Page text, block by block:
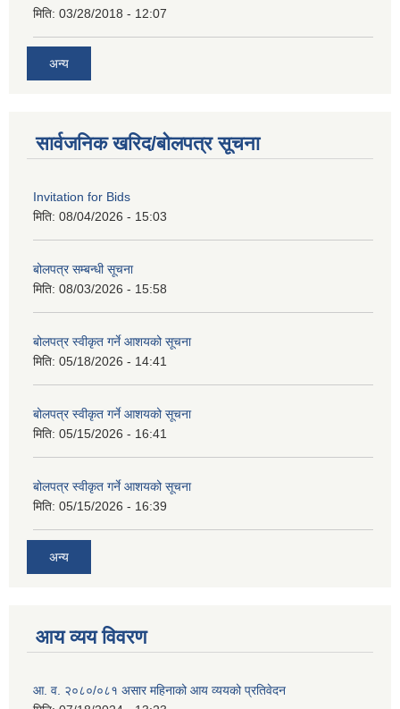
मिति: 03/28/2018 - 12:07
अन्य
सार्वजनिक खरिद/बोलपत्र सूचना
Invitation for Bids
मिति: 08/04/2026 - 15:03
बोलपत्र सम्बन्धी सूचना
मिति: 08/03/2026 - 15:58
बोलपत्र स्वीकृत गर्ने आशयको सूचना
मिति: 05/18/2026 - 14:41
बोलपत्र स्वीकृत गर्ने आशयको सूचना
मिति: 05/15/2026 - 16:41
बोलपत्र स्वीकृत गर्ने आशयको सूचना
मिति: 05/15/2026 - 16:39
अन्य
आय व्यय विवरण
आ. व. २०८०/०८१ असार महिनाको आय व्ययको प्रतिवेदन